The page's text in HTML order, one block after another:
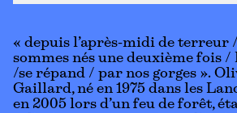
« depuis l’après-midi de terreur
sommes nés une deuxième fois /
/se répand / par nos gorges ».
Gaillard, né en 1975 dans les
en 2005 lors d’un feu de forêt,